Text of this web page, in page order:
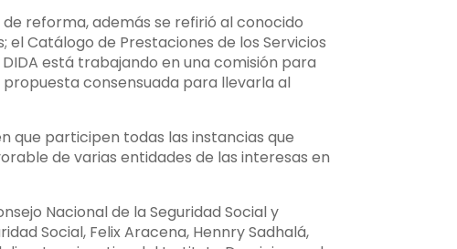
reforma, además se refirió al conocido
Catálogo de Prestaciones de los Servicios
está trabajando en una comisión para
consensuada para llevarla al
que participen todas las instancias que
de varias entidades de las interesas en
Nacional de la Seguridad Social y
Social, Felix Aracena, Hennry Sadhalá,